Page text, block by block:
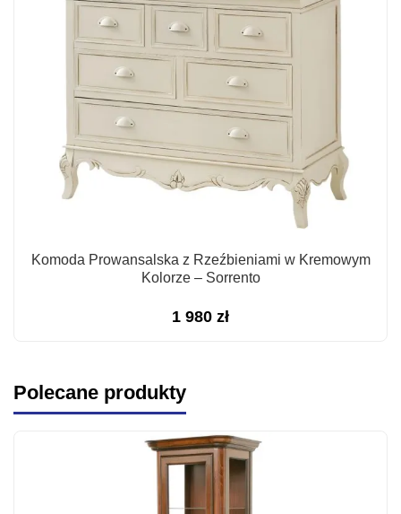
Komoda Prowansalska z Rzeźbieniami w Kremowym
Kolorze – Sorrento
1 980 zł
Polecane produkty